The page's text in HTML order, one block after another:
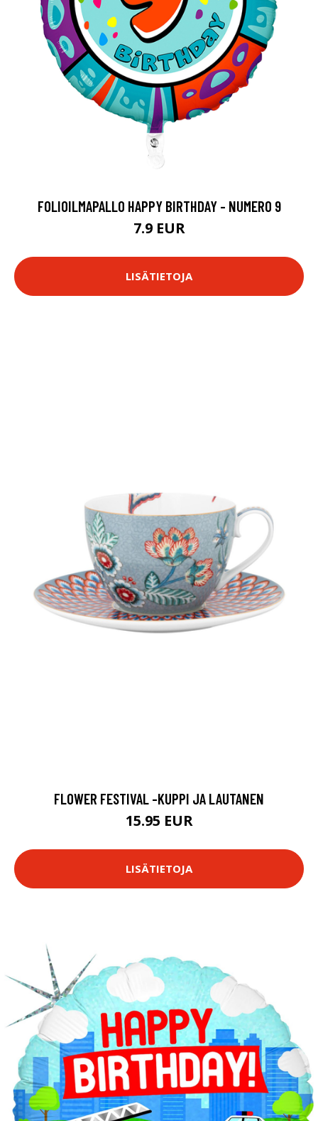
FOLIOILMAPALLO HAPPY BIRTHDAY - NUMERO 9
7.9 EUR
LISÄTIETOJA
FLOWER FESTIVAL -KUPPI JA LAUTANEN
15.95 EUR
LISÄTIETOJA